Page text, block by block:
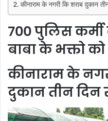
कीनाराम के नगरी कि शराब दुकान
700 पुलिस
बाबा के भक्तो को
कीनाराम के
दुकान तीन दिन